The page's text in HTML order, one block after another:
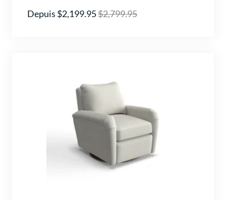
Depuis $2,199.95$2,799.95